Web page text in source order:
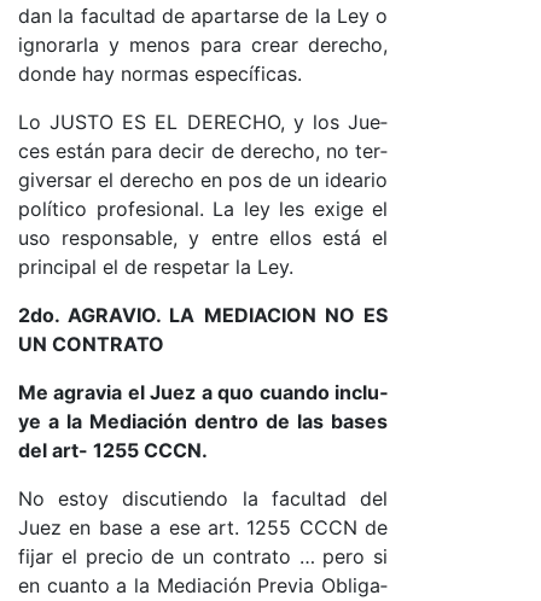
dan la fa­cul­tad de apar­tar­se de la Ley o
ig­no­rar­la y me­nos pa­ra crear de­re­cho,
don­de hay nor­mas es­pe­cí­fi­ca­s.
Lo JUS­TO ES EL DE­RE­CHO, y los Jue­
ces es­tán pa­ra de­cir de de­re­cho, no ter­
gi­ver­sar el de­re­cho en pos de un idea­rio
po­lí­ti­co pro­fe­sio­na­l. La ley les exi­ge el
uso res­pon­sa­ble, y en­tre ellos es­tá el
prin­ci­pal el de res­pe­tar la Le­y.
2do. AGRA­VIO. LA ME­DIA­CION NO ES
UN CON­TRA­TO
Me agra­via el Juez a quo cuan­do in­clu­
ye a la Me­dia­ción den­tro de las ba­ses
del ar­t- 1255 CC­C­N.
No es­toy dis­cu­tien­do la fa­cul­tad del
Juez en ba­se a ese ar­t. 1255 CC­CN de
fi­jar el pre­cio de un con­tra­to … pe­ro si
en cuan­to a la Me­dia­ción Pre­via Obli­ga­